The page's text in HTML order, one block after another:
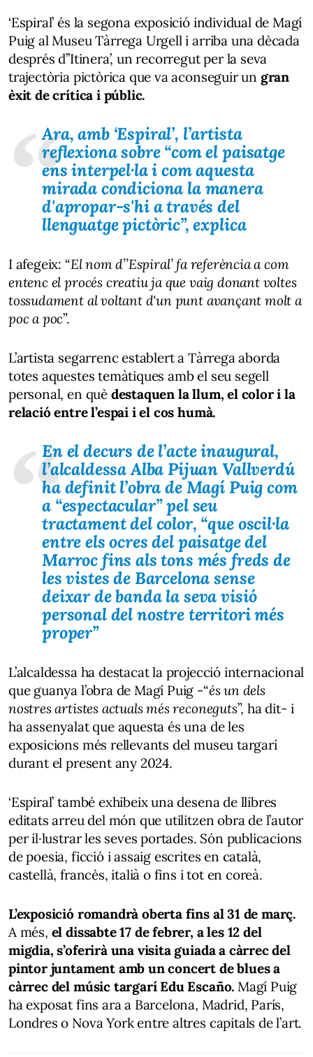
‘Espiral’ és la segona exposició individual de Magí
Puig al Museu Tàrrega Urgell i arriba una dècada
després d’’Itinera’, un recorregut per la seva
trajectòria pictòrica que va aconseguir un gran
èxit de crítica i públic.
Ara, amb ‘Espiral’, l’artista
reflexiona sobre “com el paisatge
ens interpel·la i com aquesta
mirada condiciona la manera
d'apropar-s'hi a través del
llenguatge pictòric”, explica
I afegeix: “El nom d’’Espiral’ fa referència a com
entenc el procés creatiu ja que vaig donant voltes
tossudament al voltant d'un punt avançant molt a
poc a poc”.
L’artista segarrenc establert a Tàrrega aborda
totes aquestes temàtiques amb el seu segell
personal, en què destaquen la llum, el color i la
relació entre l’espai i el cos humà.
En el decurs de l’acte inaugural,
l’alcaldessa Alba Pijuan Vallverdú
ha definit l’obra de Magí Puig com
a “espectacular” pel seu
tractament del color, “que oscil·la
entre els ocres del paisatge del
Marroc fins als tons més freds de
les vistes de Barcelona sense
deixar de banda la seva visió
personal del nostre territori més
proper”
L’alcaldessa ha destacat la projecció internacional
que guanya l’obra de Magí Puig -“és un dels
nostres artistes actuals més reconeguts”, ha dit- i
ha assenyalat que aquesta és una de les
exposicions més rellevants del museu targarí
durant el present any 2024.
‘Espiral’ també exhibeix una desena de llibres
editats arreu del món que utilitzen obra de l’autor
per il·lustrar les seves portades. Són publicacions
de poesia, ficció i assaig escrites en català,
castellà, francès, italià o fins i tot en coreà.
L’exposició romandrà oberta fins al 31 de març.
A més, el dissabte 17 de febrer, a les 12 del
migdia, s’oferirà una visita guiada a càrrec del
pintor juntament amb un concert de blues a
càrrec del músic targarí Edu Escaño. Magí Puig
ha exposat fins ara a Barcelona, Madrid, París,
Londres o Nova York entre altres capitals de l’art.